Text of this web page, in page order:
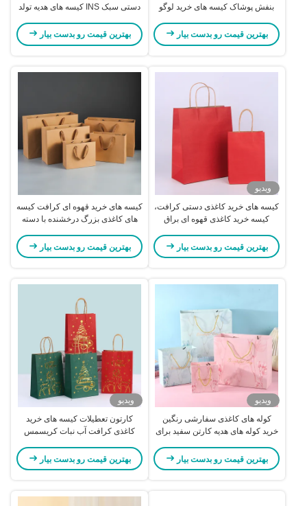
بنفش پوشاک کیسه های خرید لوگو
بهترین قیمت رو بدست بیار
دستی سبک INS کیسه های هدیه تولد
بهترین قیمت رو بدست بیار
ویدیو
کیسه های خرید کاغذی دستی کرافت،
کیسه خرید کاغذی قهوه ای براق
بهترین قیمت رو بدست بیار
کیسه های خرید قهوه ای کرافت کیسه
های کاغذی بزرگ درخشنده با دسته
بهترین قیمت رو بدست بیار
ویدیو
کوله های کاغذی سفارشی رنگین
خرید کوله های هدیه کارتن سفید برای
بهترین قیمت رو بدست بیار
ویدیو
کارتون تعطیلات کیسه های خرید
کاغذی کرافت آب نبات کریسمس
بهترین قیمت رو بدست بیار